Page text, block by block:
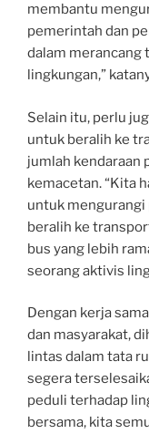
membantu
pemerintah dan
dalam merancang
lingkungan,”
Selain itu, perlu
untuk beralih ke
jumlah kendaraan
kemacetan. “Kita
untuk mengurangi
beralih ke
bus yang lebih
seorang aktivis
Dengan kerja
dan masyarakat,
lintas dalam tata
segera
peduli terhadap
bersama, kita